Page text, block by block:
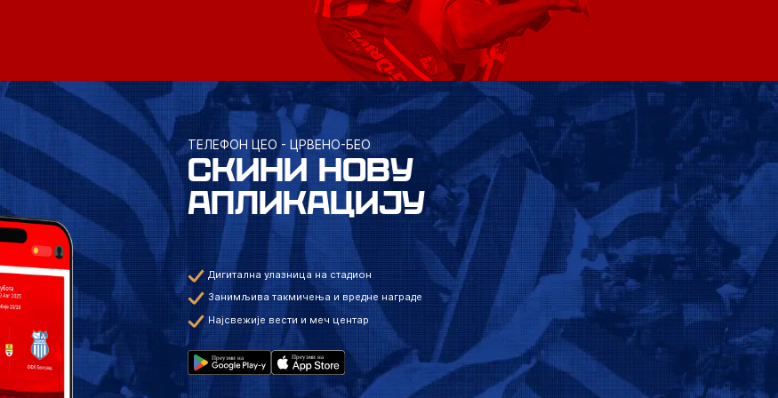
ТЕЛЕФОН ЦЕО - ЦРВЕНО-БЕО
СКИНИ НОВУ
АПЛИКАЦИЈУ
Дигитална улазница на стадион
Занимљива такмичења и вредне награде
Најсвежије вести и меч центар